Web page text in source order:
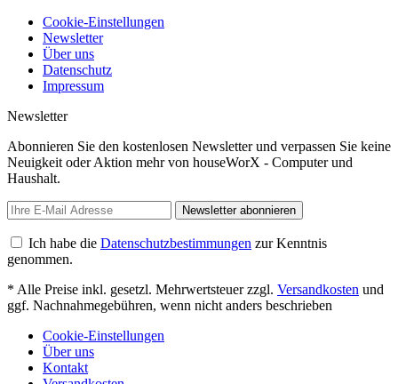
Cookie-Einstellungen
Newsletter
Über uns
Datenschutz
Impressum
Newsletter
Abonnieren Sie den kostenlosen Newsletter und verpassen Sie keine
Neuigkeit oder Aktion mehr von houseWorX - Computer und
Haushalt.
Newsletter abonnieren
Ich habe die Datenschutzbestimmungen zur Kenntnis
genommen.
* Alle Preise inkl. gesetzl. Mehrwertsteuer zzgl. Versandkosten und
ggf. Nachnahmegebühren, wenn nicht anders beschrieben
Cookie-Einstellungen
Über uns
Kontakt